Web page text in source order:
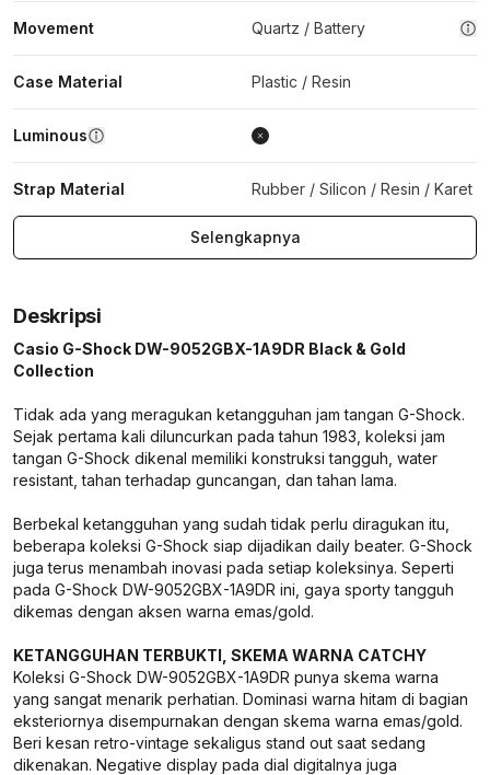
Movement Quartz / Battery
Case Material Plastic / Resin
Luminous
Strap Material Rubber / Silicon / Resin / Karet
Selengkapnya
Deskripsi
Casio G-Shock DW-9052GBX-1A9DR Black & Gold
Collection
Tidak ada yang meragukan ketangguhan jam tangan G-Shock.
Sejak pertama kali diluncurkan pada tahun 1983, koleksi jam
tangan G-Shock dikenal memiliki konstruksi tangguh, water
resistant, tahan terhadap guncangan, dan tahan lama.
Berbekal ketangguhan yang sudah tidak perlu diragukan itu,
beberapa koleksi G-Shock siap dijadikan daily beater. G-Shock
juga terus menambah inovasi pada setiap koleksinya. Seperti
pada G-Shock DW-9052GBX-1A9DR ini, gaya sporty tangguh
dikemas dengan aksen warna emas/gold.
KETANGGUHAN TERBUKTI, SKEMA WARNA CATCHY
Koleksi G-Shock DW-9052GBX-1A9DR punya skema warna
yang sangat menarik perhatian. Dominasi warna hitam di bagian
eksteriornya disempurnakan dengan skema warna emas/gold.
Beri kesan retro-vintage sekaligus stand out saat sedang
dikenakan. Negative display pada dial digitalnya juga